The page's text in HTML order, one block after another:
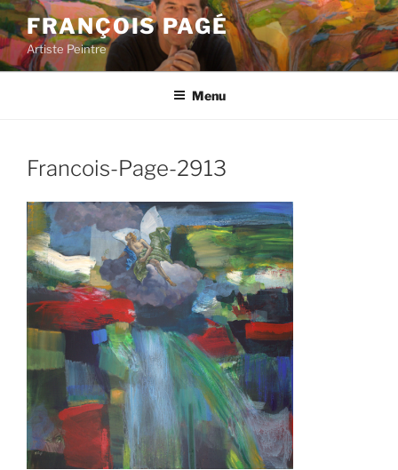
Aller
au
contenu
principal
FRANÇOIS PAGÉ
Artiste Peintre
Menu
Francois-Page-2913